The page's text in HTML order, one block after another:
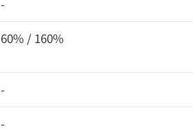
-
60% / 160%
-
-